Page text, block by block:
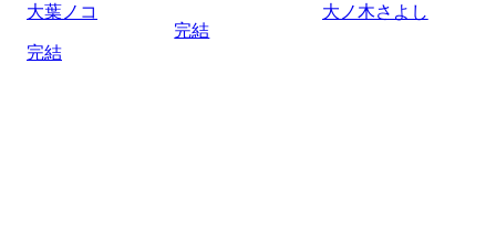
大葉ノコ
完結
完結
大ノ木さよし